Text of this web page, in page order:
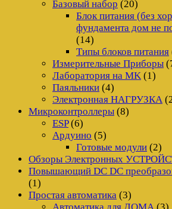
Базовый набор (20)
Блок питания (без
фундамента дом не
(14)
Типы блоков питания
Измерительные Приборы
Лаборатория на MK (1)
Паяльники (4)
Электронная НАГРУЗКА
Микроконтроллеры (8)
ESP(6)
Ардуино (5)
Готовые модули (2)
Обзоры Электронных
Повышающий DC DC
(1)
Простая автоматика (3)